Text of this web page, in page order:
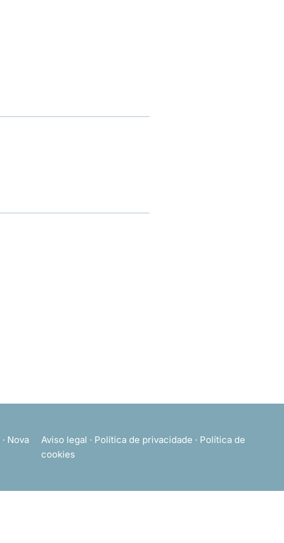
· Nova
Aviso legal · Política de privacidade · Política de
cookies